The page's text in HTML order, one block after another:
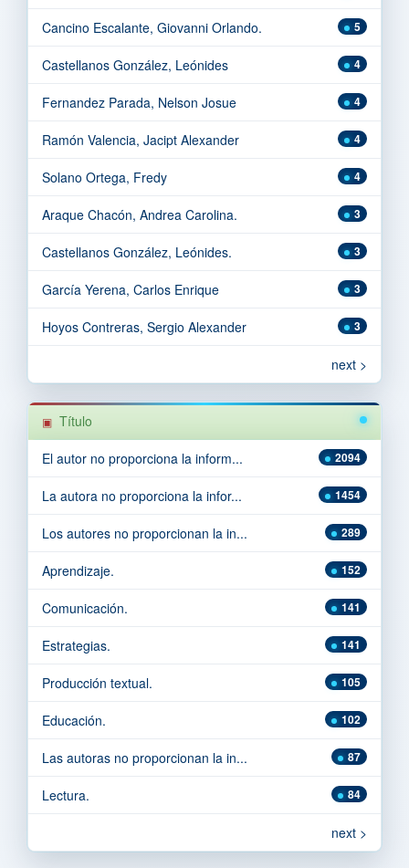
5
Cancino Escalante, Giovanni Orlando.
4
Castellanos González, Leónides
4
Fernandez Parada, Nelson Josue
4
Ramón Valencia, Jacipt Alexander
4
Solano Ortega, Fredy
3
Araque Chacón, Andrea Carolina.
3
Castellanos González, Leónides.
3
García Yerena, Carlos Enrique
3
Hoyos Contreras, Sergio Alexander
next >
Título
2094
El autor no proporciona la inform...
1454
La autora no proporciona la infor...
289
Los autores no proporcionan la in...
152
Aprendizaje.
141
Comunicación.
141
Estrategias.
105
Producción textual.
102
Educación.
87
Las autoras no proporcionan la in...
84
Lectura.
next >